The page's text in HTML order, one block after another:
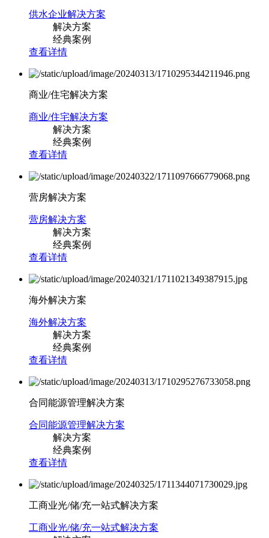
供水企业解决方案
解决方案
经典案例
查看详情
商业/住宅解决方案
商业/住宅解决方案
解决方案
经典案例
查看详情
营房解决方案
营房解决方案
解决方案
经典案例
查看详情
海外解决方案
海外解决方案
解决方案
经典案例
查看详情
合同能源管理解决方案
合同能源管理解决方案
解决方案
经典案例
查看详情
工商业光/储/充一站式解决方案
工商业光/储/充一站式解决方案